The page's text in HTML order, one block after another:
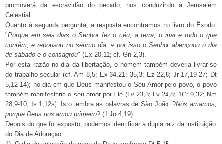
promoverá da escravidão do pecado, nos conduzindo à Jerusalém
Celestial.
Quanto à segunda pergunta, a resposta encontramos no livro do Êxodo:
"Porque em seis dias o Senhor fez o céu, a terra, o mar e tudo o que
contêm, e repousou no sétimo dia; e por isso o Senhor abençoou o dia
de sábado e o consagrou" (Ex 20,11; cf. Gn 2,3).
Por esta razão no dia da libertação, o homem também deveria livrar-se
do trabalho secular (cf. Am 8,5; Ex 34,21; 35,3; Ez 22,8; Jr 17,19-27; Dt
5,12-14); no dia em que Deus manifestou o Seu Amor pelo povo, o povo
também manifestaria o seu amor por Ele (Lv 23,3; Lv 24,8; 1Cr 9,32; Nm
28,9-10; Is 1,12s). Isto lembra as palavras de São João: ?Nós amamos,
porque Deus nos amou primeiro? (1 Jo 4,19).
Depois do que foi exposto, podemos identificar a dupla raiz da instituição
do Dia de Adoração: